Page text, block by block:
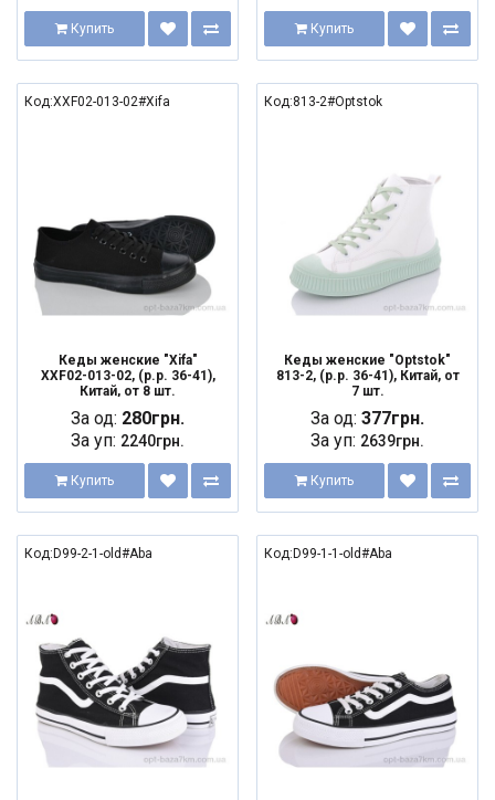
Купить Купить
Код:XXF02-013-02#Xifa
Кеды женские "Xifa"
XXF02-013-02, (р.р. 36-41),
Китай, от 8 шт.
За од: 280грн.
За уп: 2240грн.
Купить
Код:813-2#Optstok
Кеды женские "Optstok"
813-2, (р.р. 36-41), Китай, от
7 шт.
За од: 377грн.
За уп: 2639грн.
Купить
Код:D99-2-1-old#Aba Код:D99-1-1-old#Aba